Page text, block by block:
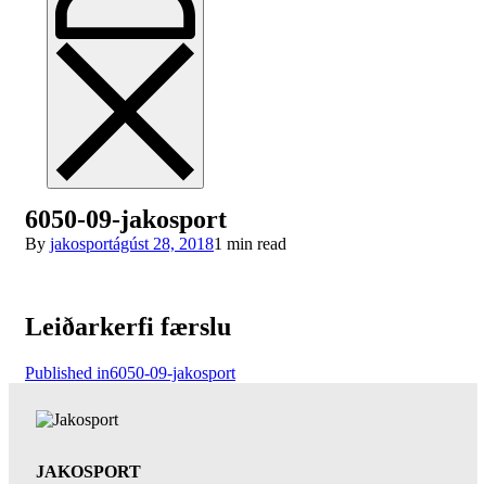
6050-09-jakosport
By jakosportágúst 28, 20181 min read
Leiðarkerfi færslu
Published in6050-09-jakosport
JAKOSPORT